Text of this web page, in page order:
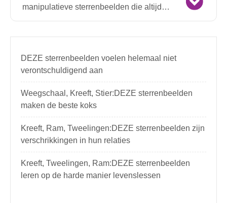
manipulatieve sterrenbeelden die altijd
een manier vinden om te krijgen wat ze
DEZE sterrenbeelden voelen helemaal niet
verontschuldigend aan
Weegschaal, Kreeft, Stier:DEZE sterrenbeelden
maken de beste koks
Kreeft, Ram, Tweelingen:DEZE sterrenbeelden zijn
verschrikkingen in hun relaties
Kreeft, Tweelingen, Ram:DEZE sterrenbeelden
leren op de harde manier levenslessen